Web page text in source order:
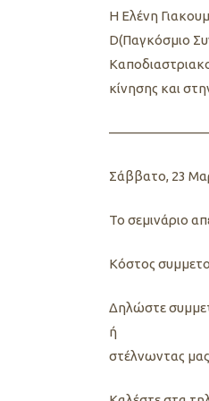
H Eλένη
D(Παγκόσμιο
κίνησης και
Σάββατο, 23
Το σεμινάριο
Κόστος
Δηλώστε
ή
στέλνωντας